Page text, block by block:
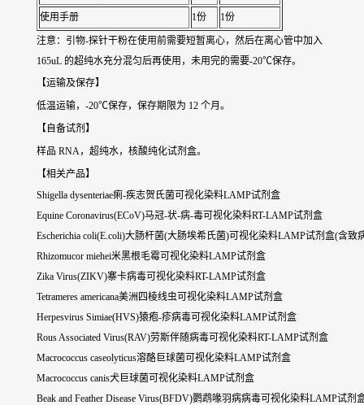
使用手册 1份 1份
注意：引物-探针干粉在使用前需要短暂离心，然后在离心管中加入
165uL 的超纯水充分混匀后再使用，未用完的需要-20℃保存。
【运输及保存】
低温运输，-20℃保存，保存期限为 12 个月。
【自备试剂】
样品 RNA，超纯水，核酸纯化试剂盒。
【相关产品】
Shigella dysenteriae痢-疾志贺氏菌可视化染料LAMP试剂盒
Equine Coronavirus(ECoV)马冠-状-病-毒可视化染料RT-LAMP试剂盒
Escherichia coli(E.coli)大肠杆菌(大肠埃希氏菌)可视化染料LAMP试剂盒(含致
Rhizomucor miehei米黑根毛霉可视化染料LAMP试剂盒
Zika Virus(ZIKV)寨卡病毒可视化染料RT-LAMP试剂盒
Tetrameres americana美洲四棱线虫可视化染料LAMP试剂盒
Herpesvirus Simiae(HVS)猿疱-疹病毒可视化染料LAMP试剂盒
Rous Associated Virus(RAV)劳斯伴随病毒可视化染料RT-LAMP试剂盒
Macrococcus caseolyticus溶酪巨球菌可视化染料LAMP试剂盒
Macrococcus canis犬巨球菌可视化染料LAMP试剂盒
Beak and Feather Disease Virus(BFDV)鹦鹉喙羽病病毒可视化染料LAMP试剂